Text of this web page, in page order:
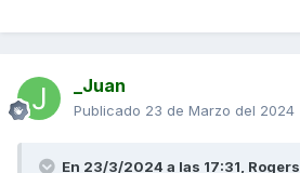
_Juan
Publicado 23 de Marzo del 2024
En 23/3/2024 a las 17:31, Rogers